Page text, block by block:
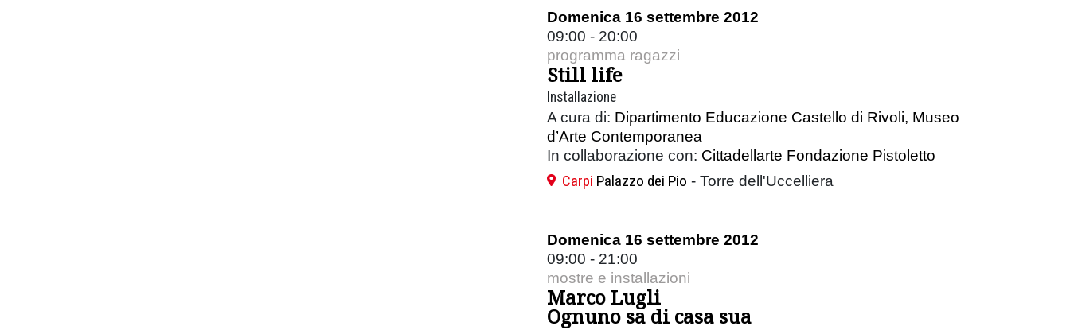
Domenica 16 settembre 2012
09:00 - 20:00
programma ragazzi
Still life
Installazione
A cura di: Dipartimento Educazione Castello di Rivoli, Museo
d’Arte Contemporanea
In collaborazione con: Cittadellarte Fondazione Pistoletto
Carpi Palazzo dei Pio - Torre dell'Uccelliera
Domenica 16 settembre 2012
09:00 - 21:00
mostre e installazioni
Marco Lugli
Ognuno sa di casa sua